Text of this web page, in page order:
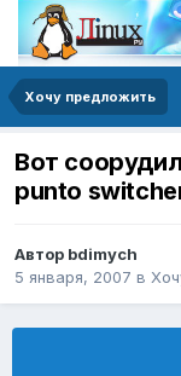
Хочу предложить
Вот
punto
Автор bdimych
5 января, 2007 в